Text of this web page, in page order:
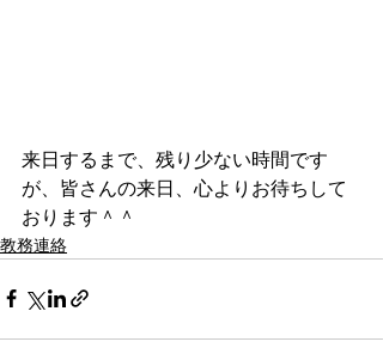
来日するまで、残り少ない時間です
が、皆さんの来日、心よりお待ちして
おります＾＾
教務連絡